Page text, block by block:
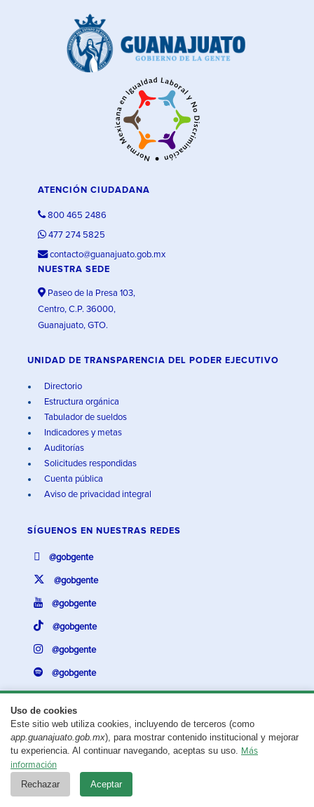
Uso de cookies
Este sitio web utiliza cookies, incluyendo de terceros (como
app.guanajuato.gob.mx), para mostrar contenido institucional y mejorar
tu experiencia. Al continuar navegando, aceptas su uso. Más
información
Rechazar Aceptar
ATENCIÓN CIUDADANA
800 465 2486
477 274 5825
contacto@guanajuato.gob.mx
NUESTRA SEDE
Paseo de la Presa 103,
Centro, C.P. 36000,
Guanajuato, GTO.
UNIDAD DE TRANSPARENCIA DEL PODER EJECUTIVO
Directorio
Estructura orgánica
Tabulador de sueldos
Indicadores y metas
Auditorías
Solicitudes respondidas
Cuenta pública
Aviso de privacidad integral
SÍGUENOS EN NUESTRAS REDES
@gobgente
@gobgente
@gobgente
@gobgente
@gobgente
@gobgente
¿Existe algún problema con esta página?Repórtalo aquí.
Aviso legal